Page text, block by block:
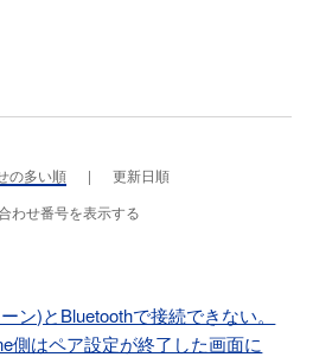
の多い順
更新日順
わせ番号を表示する
ン)とBluetoothで接続できない。
側はペア設定が終了した画面に